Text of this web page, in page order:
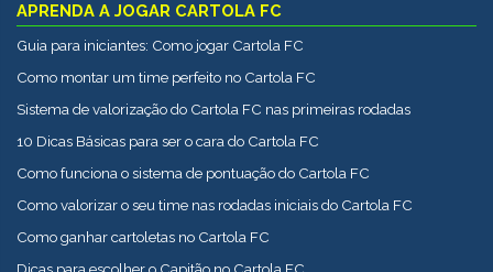
APRENDA A JOGAR CARTOLA FC
Guia para iniciantes: Como jogar Cartola FC
Como montar um time perfeito no Cartola FC
Sistema de valorização do Cartola FC nas primeiras rodadas
10 Dicas Básicas para ser o cara do Cartola FC
Como funciona o sistema de pontuação do Cartola FC
Como valorizar o seu time nas rodadas iniciais do Cartola FC
Como ganhar cartoletas no Cartola FC